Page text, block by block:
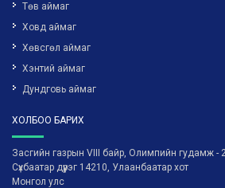
Төв аймаг
Ховд аймаг
Хөвсгөл аймаг
Хэнтий аймаг
Дундговь аймаг
ХОЛБОО БАРИХ
Засгийн газрын VIII байр, Олимпийн гудамж -
Сүхбаатар дүүрэг 14210, Улаанбаатар хот
Монгол улс